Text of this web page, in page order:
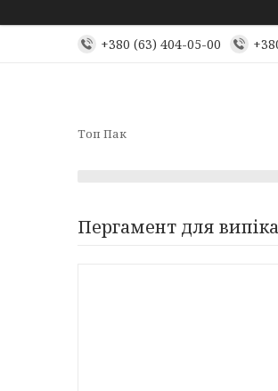
+380 (63) 404-05-00
Топ Пак
Пергамент для